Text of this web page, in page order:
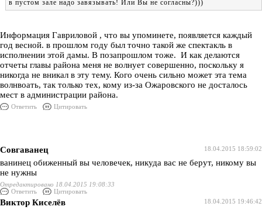
в пустом зале надо завязывать! Или Вы не согласны?)))
Информация Гавриловой , что вы упоминете, появляется каждый
год весной. в прошлом году был точно такой же спектакль в
исполнении этой дамы. В позапрошлом тоже. И как делаются
отчеты главы района меня не волнует совершенно, поскольку я
никогда не вникал в эту тему. Кого очень сильно может эта тема
волнвоать, так только тех, кому из-за Ожаровского не досталось
мест в администрации района.
Ответить Цитировать
18.04.2015 18:59:02
Совгаванец
ванинец обиженный вы человечек, никуда вас не берут, никому вы
не нужны
Отредактировано 18.04.2015 19:08:33
Ответить
Цитировать
18.04.2015 19:46:42
Виктор Киселёв